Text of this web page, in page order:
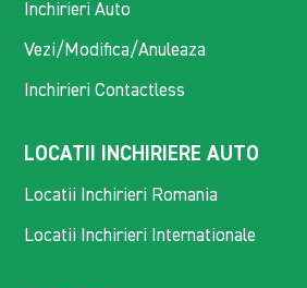
Inchirieri Auto
Vezi/Modifica/Anuleaza
Inchirieri Contactless
LOCATII INCHIRIERE AUTO
Locatii Inchirieri Romania
Locatii Inchirieri Internationale